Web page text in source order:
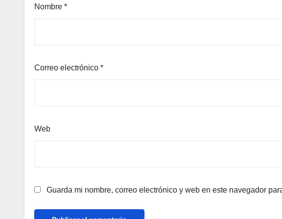
Nombre *
Correo electrónico *
Web
Guarda mi nombre, correo electrónico y web en este navegador